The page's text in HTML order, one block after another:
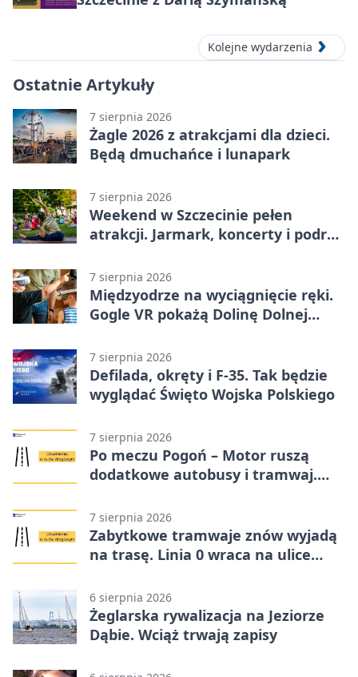
Kolejne wydarzenia
Ostatnie Artykuły
7 sierpnia 2026
Żagle 2026 z atrakcjami dla dzieci.
Będą dmuchańce i lunapark
7 sierpnia 2026
Weekend w Szczecinie pełen
atrakcji. Jarmark, koncerty i podróż
7 sierpnia 2026
Międzyodrze na wyciągnięcie ręki.
Gogle VR pokażą Dolinę Dolnej
7 sierpnia 2026
Defilada, okręty i F-35. Tak będzie
wyglądać Święto Wojska Polskiego
7 sierpnia 2026
Po meczu Pogoń – Motor ruszą
dodatkowe autobusy i tramwaj.
7 sierpnia 2026
Zabytkowe tramwaje znów wyjadą
na trasę. Linia 0 wraca na ulice
6 sierpnia 2026
Żeglarska rywalizacja na Jeziorze
Dąbie. Wciąż trwają zapisy